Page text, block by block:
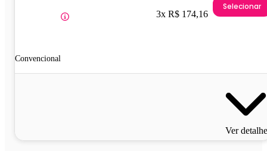
Convencional
3x R$ 174,16
Selecionar
Ver